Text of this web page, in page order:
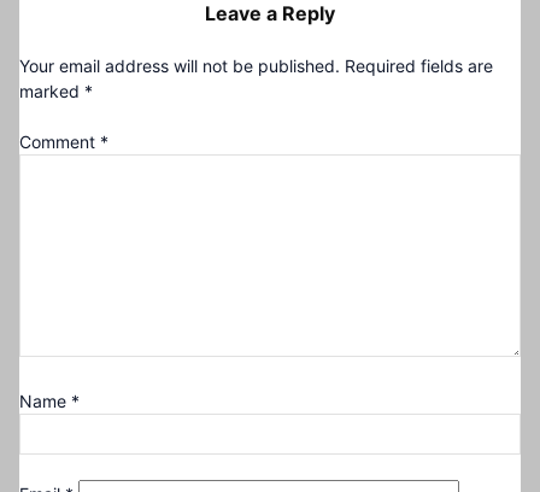
Leave a Reply
Your email address will not be published. Required fields are
marked *
Comment *
Name *